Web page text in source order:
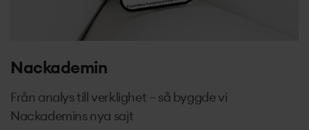
Nackademin
Från analys till verklighet – så byggde vi
Nackademins nya sajt